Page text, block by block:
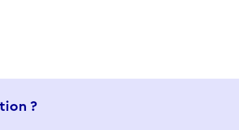
?